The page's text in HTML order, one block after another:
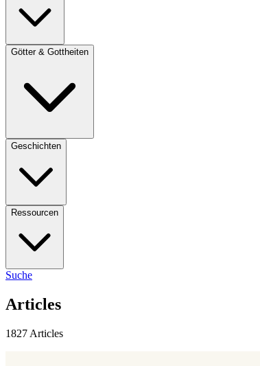
Götter & Gottheiten
Geschichten
Ressourcen
Suche
Articles
1827 Articles